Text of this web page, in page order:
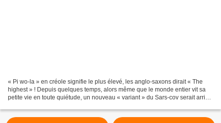
« Pi wo-la » en créole signifie le plus élevé, les anglo-saxons dirait « The
highest » ! Depuis quelques temps, alors même que le monde entier vit sa
petite vie en toute quiétude, un nouveau « variant » du Sars-cov serait arrivé